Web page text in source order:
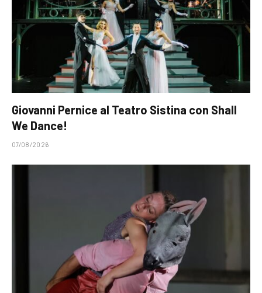
Giovanni Pernice al Teatro Sistina con Shall
We Dance!
07/08/2026